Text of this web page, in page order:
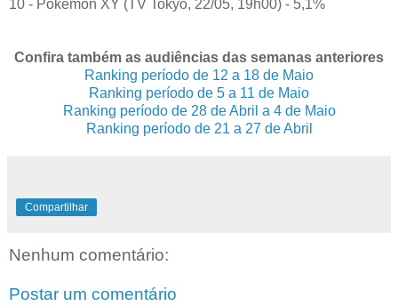
10 - Pokemon XY (TV Tokyo, 22/05, 19h00) - 5,1%
Confira também as audiências das semanas anteriores
Ranking período de 12 a 18 de Maio
Ranking período de 5 a 11 de Maio
Ranking período de 28 de Abril a 4 de Maio
Ranking período de 21 a 27 de Abril
Compartilhar
Nenhum comentário:
Postar um comentário